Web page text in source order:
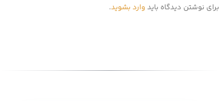
برای نوشتن دیدگاه باید وارد بشوید.